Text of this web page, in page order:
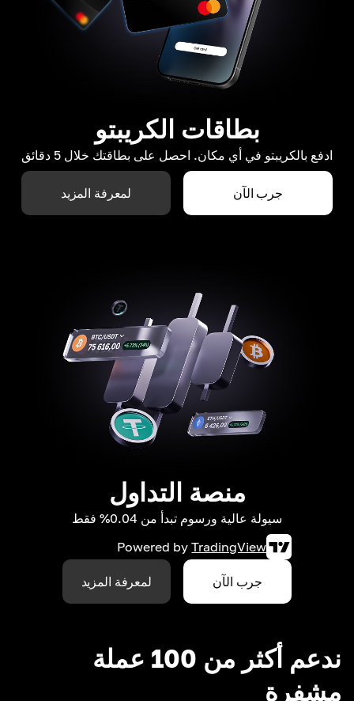
بطاقات الكريبتو
ادفع بالكريبتو في أي مكان. احصل على بطاقتك خلال 5 دقائق
جرب الآن لمعرفة المزيد
منصة التداول
سيولة عالية ورسوم تبدأ من 0.04% فقط
Powered by TradingView
جرب الآن لمعرفة المزيد
ندعم أكثر من 100 عملة
مشفرة